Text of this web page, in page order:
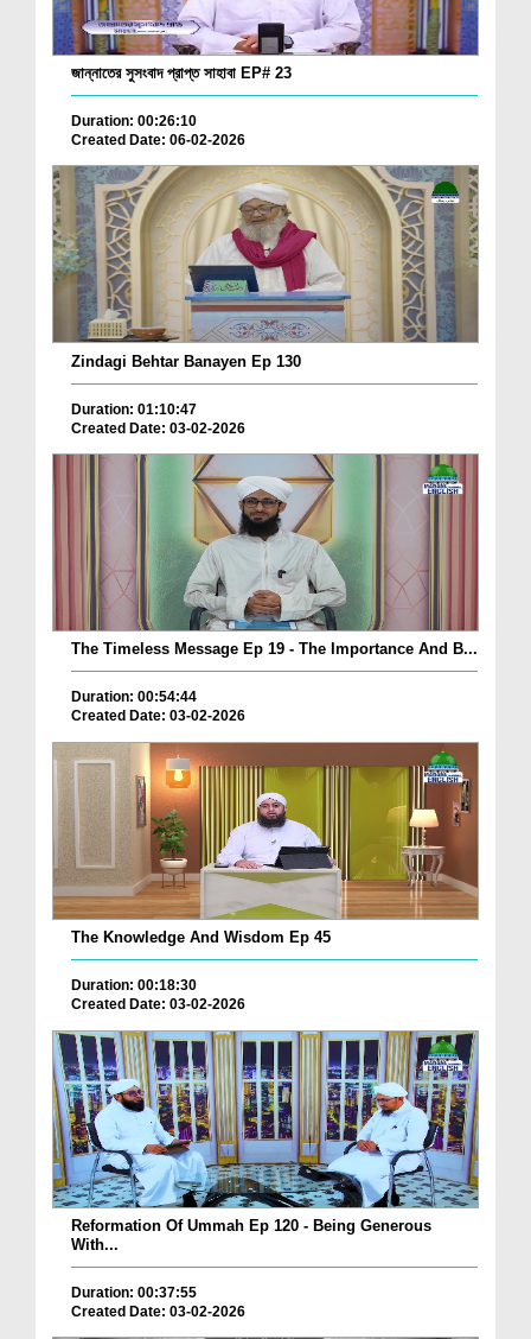
জান্নাতের সুসংবাদ প্রাপ্ত সাহাবা EP# 23
Duration: 00:26:10
Created Date: 06-02-2026
Zindagi Behtar Banayen Ep 130
Duration: 01:10:47
Created Date: 03-02-2026
The Timeless Message Ep 19 - The Importance And B...
Duration: 00:54:44
Created Date: 03-02-2026
The Knowledge And Wisdom Ep 45
Duration: 00:18:30
Created Date: 03-02-2026
Reformation Of Ummah Ep 120 - Being Generous
With...
Duration: 00:37:55
Created Date: 03-02-2026